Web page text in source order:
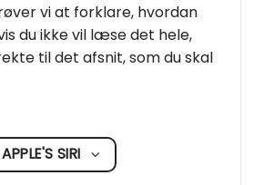
vi at forklare, hvordan
du ikke vil læse det hele,
til det afsnit, som du skal
APPLE'S SIRI